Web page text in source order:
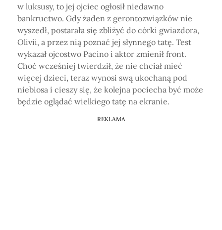
w luksusy, to jej ojciec ogłosił niedawno
bankructwo. Gdy żaden z gerontozwiązków nie
wyszedł, postarała się zbliżyć do córki gwiazdora,
Olivii, a przez nią poznać jej słynnego tatę. Test
wykazał ojcostwo Pacino i aktor zmienił front.
Choć wcześniej twierdził, że nie chciał mieć
więcej dzieci, teraz wynosi swą ukochaną pod
niebiosa i cieszy się, że kolejna pociecha być może
będzie oglądać wielkiego tatę na ekranie.
REKLAMA